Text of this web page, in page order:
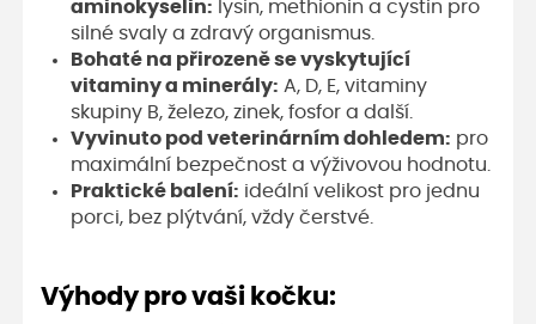
aminokyselin: lysin, methionin a cystin pro
silné svaly a zdravý organismus.
Bohaté na přirozeně se vyskytující
vitaminy a minerály: A, D, E, vitaminy
skupiny B, železo, zinek, fosfor a další.
Vyvinuto pod veterinárním dohledem: pro
maximální bezpečnost a výživovou hodnotu.
Praktické balení: ideální velikost pro jednu
porci, bez plýtvání, vždy čerstvé.
Výhody pro vaši kočku: